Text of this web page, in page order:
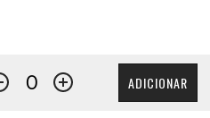
ADICIONAR